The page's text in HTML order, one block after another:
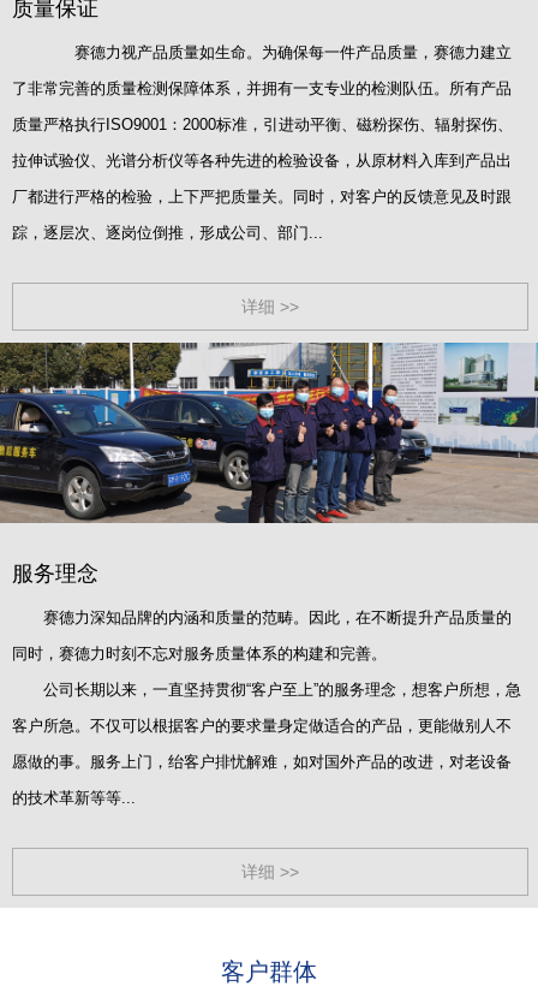
质量保证
赛德力视产品质量如生命。为确保每一件产品质量，赛德力建立
了非常完善的质量检测保障体系，并拥有一支专业的检测队伍。所有产品
质量严格执行ISO9001：2000标准，引进动平衡、磁粉探伤、辐射探伤、
拉伸试验仪、光谱分析仪等各种先进的检验设备，从原材料入库到产品出
厂都进行严格的检验，上下严把质量关。同时，对客户的反馈意见及时跟
踪，逐层次、逐岗位倒推，形成公司、部门...
详细 >>
服务理念
赛德力深知品牌的内涵和质量的范畴。因此，在不断提升产品质量的
同时，赛德力时刻不忘对服务质量体系的构建和完善。
公司长期以来，一直坚持贯彻“客户至上”的服务理念，想客户所想，急
客户所急。不仅可以根据客户的要求量身定做适合的产品，更能做别人不
愿做的事。服务上门，绐客户排忧解难，如对国外产品的改进，对老设备
的技术革新等等...
详细 >>
客户群体